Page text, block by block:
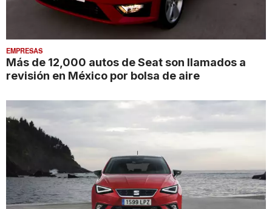
EMPRESAS
Más de 12,000 autos de Seat son llamados a
revisión en México por bolsa de aire